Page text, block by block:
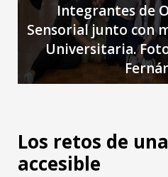
Integrantes de
Sensorial junto con
Universitaria.
Los retos de
accesible